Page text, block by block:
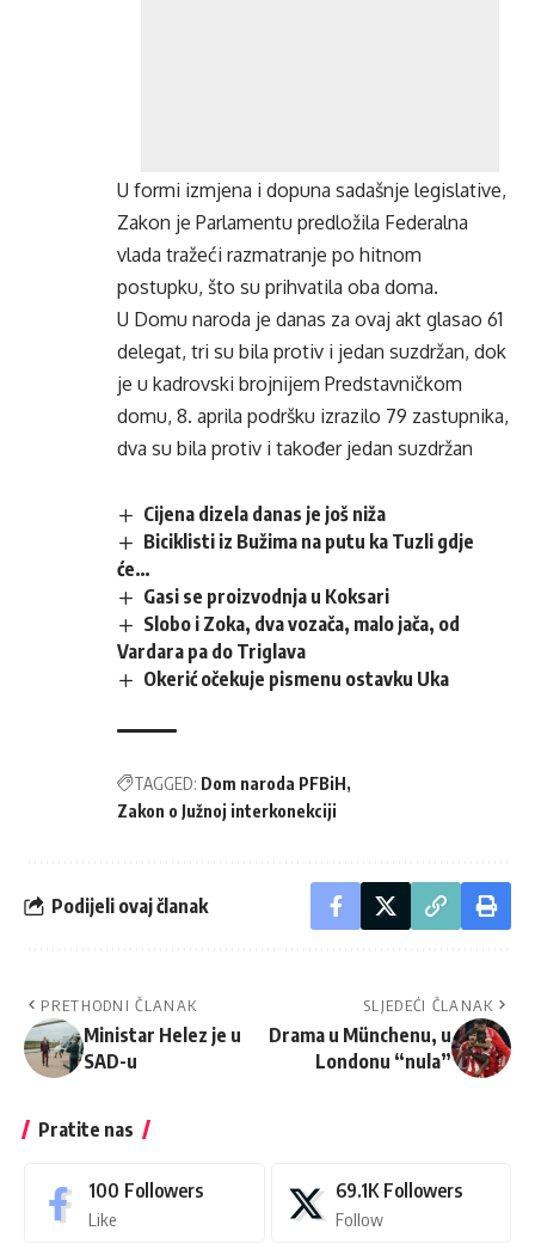
U formi izmjena i dopuna sadašnje legislative,
Zakon je Parlamentu predložila Federalna
vlada tražeći razmatranje po hitnom
postupku, što su prihvatila oba doma.
U Domu naroda je danas za ovaj akt glasao 61
delegat, tri su bila protiv i jedan suzdržan, dok
je u kadrovski brojnijem Predstavničkom
domu, 8. aprila podršku izrazilo 79 zastupnika,
dva su bila protiv i također jedan suzdržan
Cijena dizela danas je još niža
Biciklisti iz Bužima na putu ka Tuzli gdje
će…
Gasi se proizvodnja u Koksari
Slobo i Zoka, dva vozača, malo jača, od
Vardara pa do Triglava
Okerić očekuje pismenu ostavku Uka
TAGGED: Dom naroda PFBiH
Zakon o Južnoj interkonekciji
Podijeli ovaj članak
PRETHODNI ČLANAK
Ministar Helez je u
SAD-u
SLJEDEĆI ČLANAK
Drama u Münchenu, u
Londonu “nula”
Pratite nas
100 Followers
Like
69.1K Followers
Follow